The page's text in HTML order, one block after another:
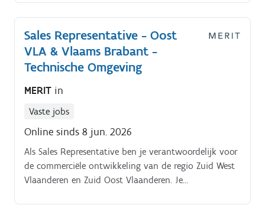
deel aan het opstellen van bestekken.
Sales Representative - Oost
VLA & Vlaams Brabant -
Technische Omgeving
MERIT in
Vaste jobs
Online sinds 8 jun. 2026
Als Sales Representative ben je verantwoordelijk voor
de commerciële ontwikkeling van de regio Zuid West
Vlaanderen en Zuid Oost Vlaanderen. Je